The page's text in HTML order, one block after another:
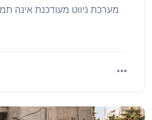
מערכת ניווט מעודכנת אינה